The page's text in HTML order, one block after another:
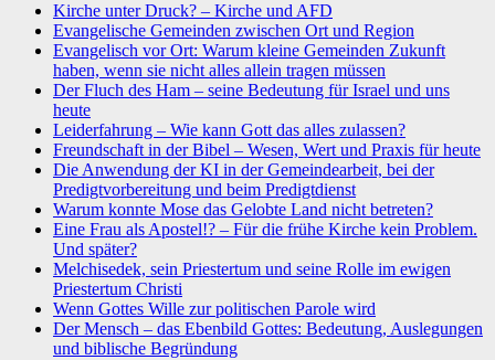
Kirche unter Druck? – Kirche und AFD
Evangelische Gemeinden zwischen Ort und Region
Evangelisch vor Ort: Warum kleine Gemeinden Zukunft
haben, wenn sie nicht alles allein tragen müssen
Der Fluch des Ham – seine Bedeutung für Israel und uns
heute
Leiderfahrung – Wie kann Gott das alles zulassen?
Freundschaft in der Bibel – Wesen, Wert und Praxis für heute
Die Anwendung der KI in der Gemeindearbeit, bei der
Predigtvorbereitung und beim Predigtdienst
Warum konnte Mose das Gelobte Land nicht betreten?
Eine Frau als Apostel!? – Für die frühe Kirche kein Problem.
Und später?
Melchisedek, sein Priestertum und seine Rolle im ewigen
Priestertum Christi
Wenn Gottes Wille zur politischen Parole wird
Der Mensch – das Ebenbild Gottes: Bedeutung, Auslegungen
und biblische Begründung